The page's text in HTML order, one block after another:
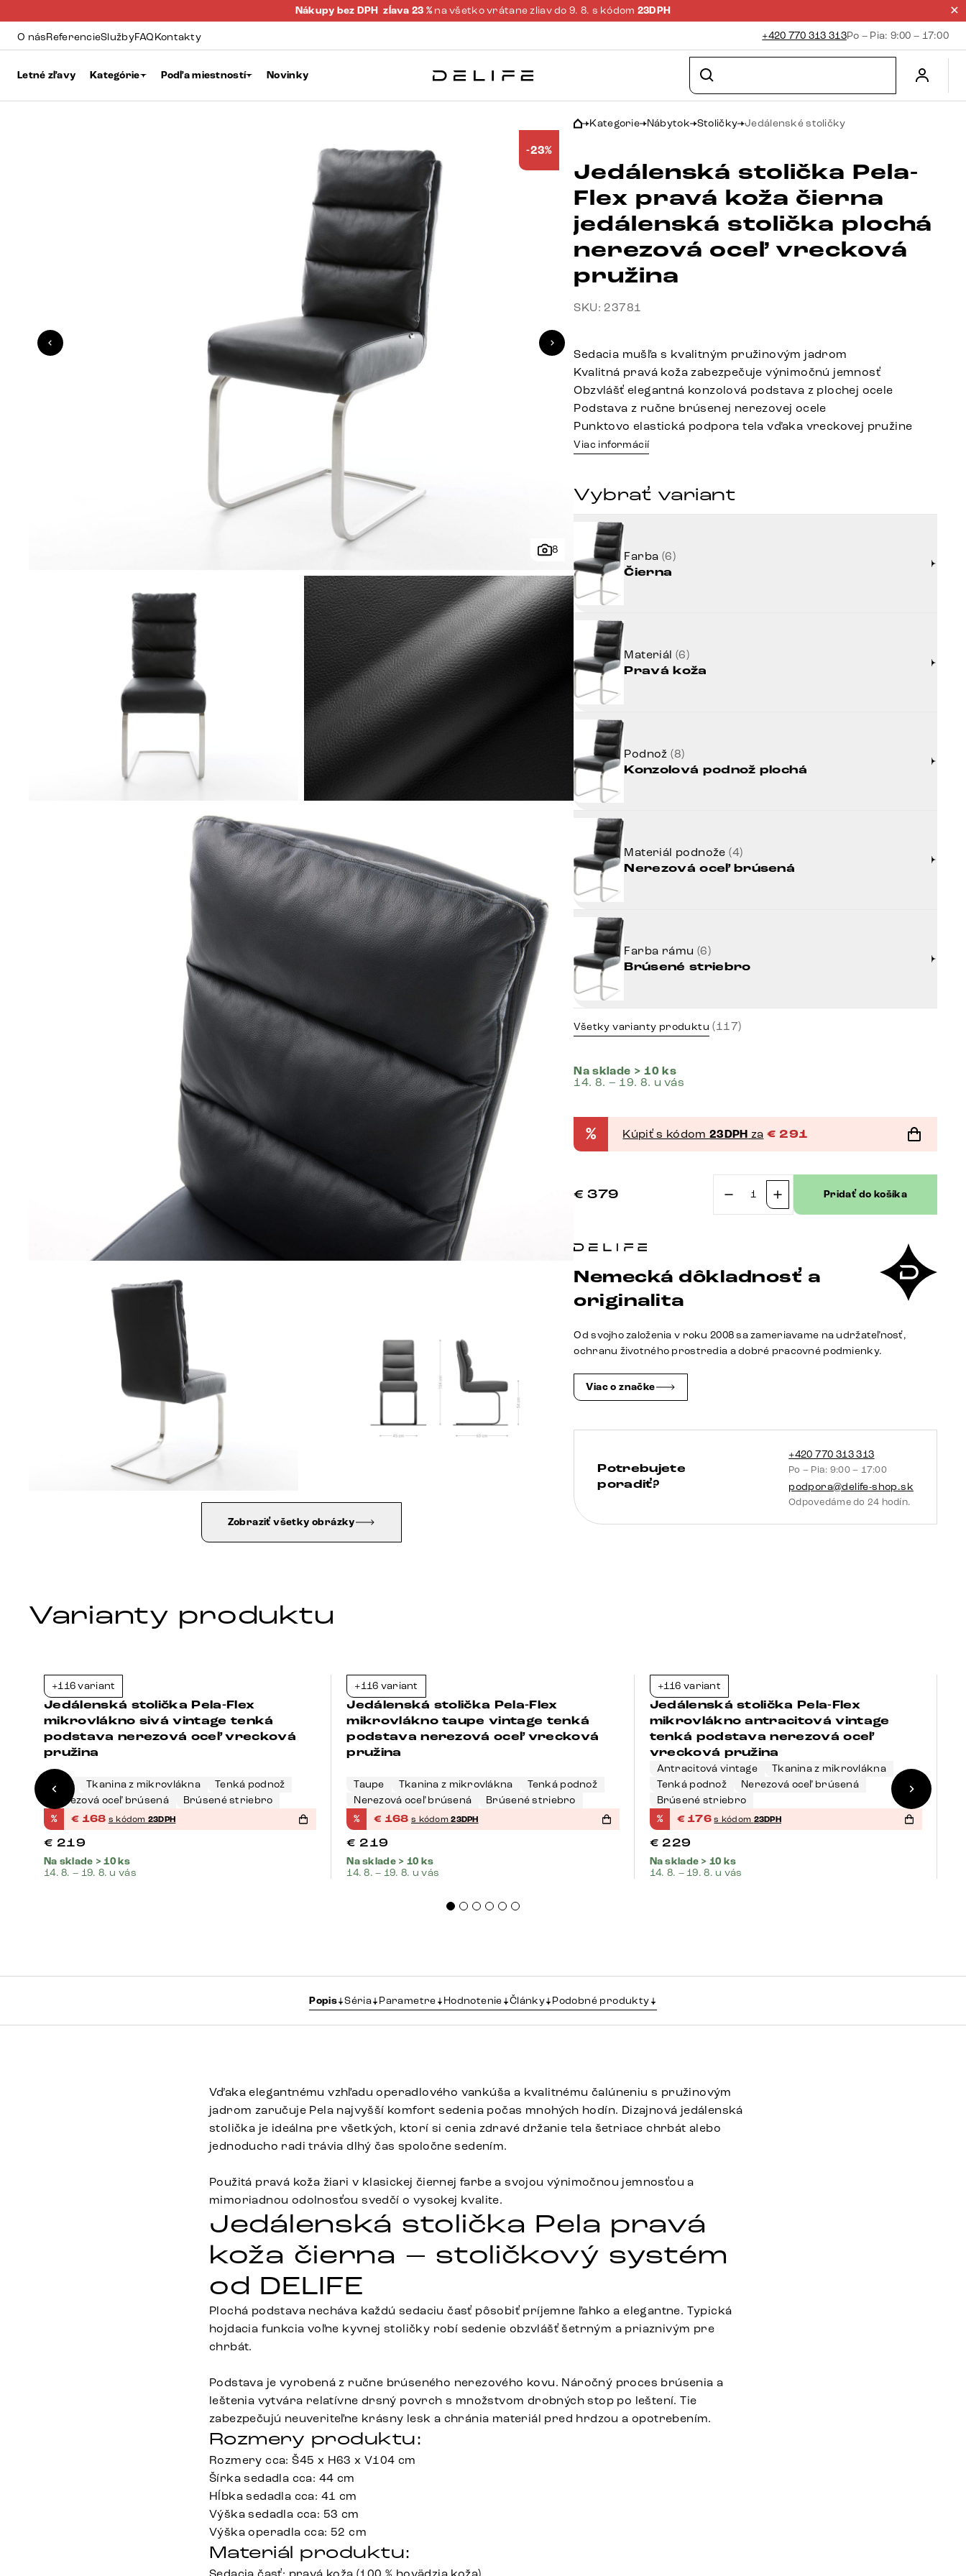
Nákupy bez DPH zĺava 23 % na všetko vrátane zliav do 9. 8. s kódom 23DPH
O násReferencieSlužbyFAQKontakty +420 770 313 313Po – Pia: 9:00 – 17:00
Letné zľavy Kategórie Podľa miestností Novinky
8
-23%
Zobraziť všetky obrázky
Kategorie Nábytok Stoličky Jedálenské stoličky
Jedálenská stolička Pela-
Flex pravá koža čierna
jedálenská stolička plochá
nerezová oceľ vrecková
pružina
SKU: 23781
Sedacia mušľa s kvalitným pružinovým jadrom
Kvalitná pravá koža zabezpečuje výnimočnú jemnosť
Obzvlášť elegantná konzolová podstava z plochej ocele
Podstava z ručne brúsenej nerezovej ocele
Punktovo elastická podpora tela vďaka vreckovej pružine
Viac informácií
Vybrať variant
Farba (6)
Čierna
Materiál (6)
Pravá koža
Podnož(8)
Konzolová podnož plochá
Materiál podnože(4)
Nerezová oceľ brúsená
Farba rámu (6)
Brúsené striebro
Všetky varianty produktu (117)
Na sklade > 10 ks
14. 8. – 19. 8. u vás
% Kúpiť s kódom 23DPH za € 291
€ 379
množstvo
Flex
čierna
jedálenská
Pridať do košíka
Nemecká dôkladnosť a
originalita
Od svojho založenia v roku 2008 sa zameriavame na udržateľnosť,
ochranu životného prostredia a dobré pracovné podmienky.
Viac o značke
Potrebujete
poradiť?
+420 770 313 313
Po – Pia: 9:00 – 17:00
podpora@delife-shop.sk
Odpovedáme do 24 hodín.
Varianty produktu
+116 variant
Jedálenská stolička Pela-Flex
mikrovlákno sivá vintage tenká
podstava nerezová oceľ vrecková
pružina
Sivá Tkanina z mikrovlákna
Tenká podnož
Nerezová oceľ brúsená
Brúsené striebro
% € 168 s kódom 23DPH
€ 219
Na sklade > 10 ks
14. 8. – 19. 8. u vás
+116 variant
Jedálenská stolička Pela-Flex
mikrovlákno taupe vintage tenká
podstava nerezová oceľ vrecková
pružina
Taupe Tkanina z mikrovlákna
Tenká podnož
Nerezová oceľ brúsená
Brúsené striebro
% € 168 s kódom23DPH
€ 219
Na sklade > 10 ks
14. 8. – 19. 8. u vás
+116 variant
Jedálenská stolička Pela-Flex
mikrovlákno antracitová vintage
tenká podstava nerezová oceľ
vrecková pružina
Antracitová vintage
Tkanina z mikrovlákna
Tenká podnož
Nerezová oceľ brúsená
Brúsené striebro
% €176 s kódom 23DPH
€ 229
Na sklade > 10 ks
14. 8. – 19. 8. u vás
Popis Séria Parametre Hodnotenie Články Podobné produkty
Vďaka elegantnému vzhľadu operadlového vankúša a kvalitnému čalúneniu s pružinovým
jadrom zaručuje Pela najvyšší komfort sedenia počas mnohých hodín. Dizajnová jedálenská
stolička je ideálna pre všetkých, ktorí si cenia zdravé držanie tela šetriace chrbát alebo
jednoducho radi trávia dlhý čas spoločne sedením.
Použitá pravá koža žiari v klasickej čiernej farbe a svojou výnimočnou jemnosťou a
mimoriadnou odolnosťou svedčí o vysokej kvalite.
Jedálenská stolička Pela pravá
koža čierna – stoličkový systém
od DELIFE
Plochá podstava necháva každú sedaciu časť pôsobiť príjemne ľahko a elegantne. Typická
hojdacia funkcia voľne kyvnej stoličky robí sedenie obzvlášť šetrným a priaznivým pre
chrbát.
Podstava je vyrobená z ručne brúseného nerezového kovu. Náročný proces brúsenia a
leštenia vytvára relatívne drsný povrch s množstvom drobných stop po leštení. Tie
zabezpečujú neuveriteľne krásny lesk a chránia materiál pred hrdzou a opotrebením.
Rozmery produktu:
Rozmery cca: Š45 x H63 x V104 cm
Šírka sedadla cca: 44 cm
Hĺbka sedadla cca: 41 cm
Výška sedadla cca: 53 cm
Výška operadla cca: 52 cm
Materiál produktu: